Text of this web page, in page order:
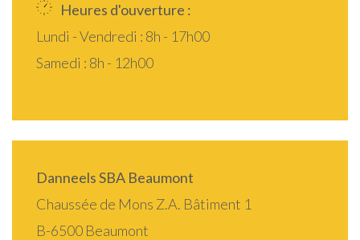
Heures d'ouverture :
Lundi - Vendredi : 8h - 17h00
Samedi : 8h - 12h00
Danneels SBA Beaumont
Chaussée de Mons Z.A. Bâtiment 1
B-6500 Beaumont